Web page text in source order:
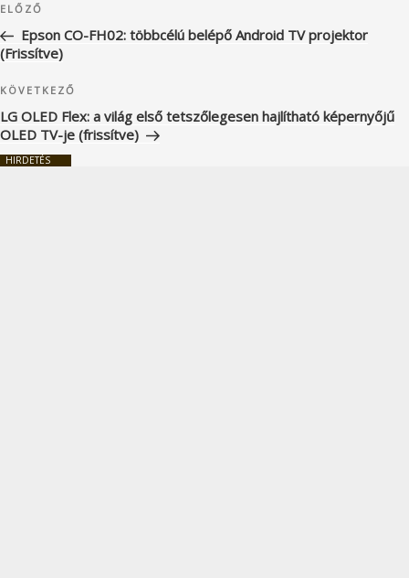
navigáció
Korábbi
bejegyzés
ELŐZŐ
Epson CO-FH02: többcélú belépő Android TV projektor
(Frissítve)
Következő
bejegyzés
KÖVETKEZŐ
LG OLED Flex: a világ első tetszőlegesen hajlítható képernyőjű
OLED TV-je (frissítve)
HIRDETÉS